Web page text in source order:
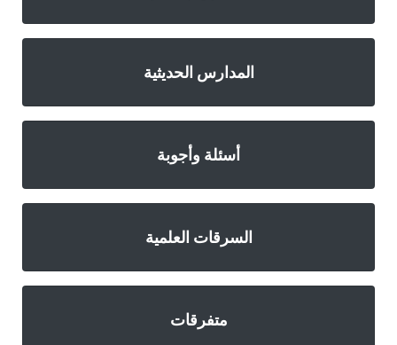
المدارس الحديثية
أسئلة وأجوبة
السرقات العلمية
متفرقات